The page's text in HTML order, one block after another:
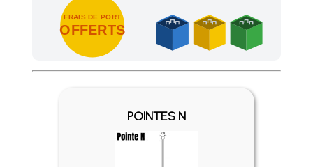
FRAIS DE PORT
OFFERTS
Achetez 4 sachets ou boîtes d'agrafes ou de pointes et
POINTES N